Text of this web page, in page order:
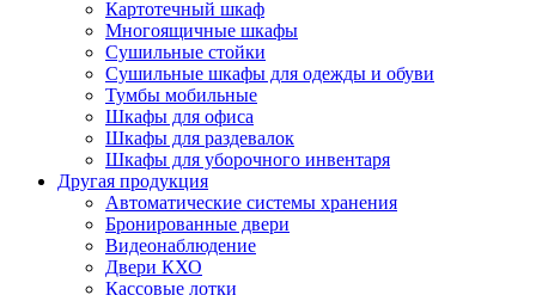
Картотечный шкаф
Многоящичные шкафы
Сушильные стойки
Сушильные шкафы для одежды и обуви
Тумбы мобильные
Шкафы для офиса
Шкафы для раздевалок
Шкафы для уборочного инвентаря
Другая продукция
Автоматические системы хранения
Бронированные двери
Видеонаблюдение
Двери КХО
Кассовые лотки